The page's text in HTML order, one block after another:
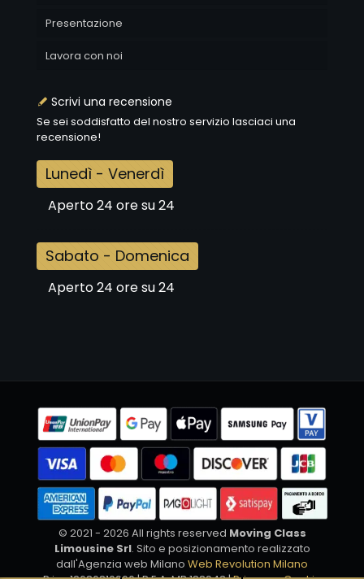
Presentazione
Lavora con noi
Scrivi una recensione
Se sei soddisfatto del nostro servizio lasciaci una
recensione!
Lunedì - Venerdì
Aperto 24 ore su 24
Sabato - Domenica
Aperto 24 ore su 24
© 2021 - 2026 All rights reserved Moving Class
Limousine Srl. Sito e posizionamento realizzato
dall'Agenzia web Milano Web Revolution Milano